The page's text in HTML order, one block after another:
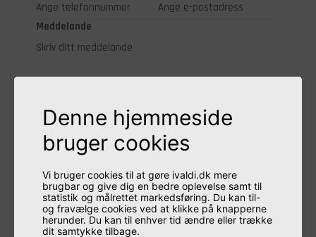
Denne hjemmeside
bruger cookies
Vi bruger cookies til at gøre ivaldi.dk mere
brugbar og give dig en bedre oplevelse samt til
statistik og målrettet markedsføring. Du kan til-
og fravælge cookies ved at klikke på knapperne
herunder. Du kan til enhver tid ændre eller trække
dit samtykke tilbage.
Meddelande
Prenumerera på nyhetsbrevet. Du kan när som helst
avsluta din prenumeration.
integritets- och cookiepolicyn.
Send